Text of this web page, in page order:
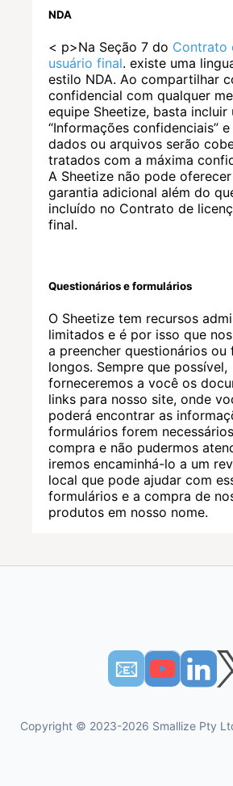
NDA
< p>Na Seção 7 do Contrato
usuário final. existe uma
estilo NDA. Ao compartilhar
confidencial com qualquer
equipe Sheetize, basta incluir
“Informações confidenciais”
dados ou arquivos serão
tratados com a máxima
A Sheetize não pode oferecer
garantia adicional além do
incluído no Contrato de
final.
Questionários e formulários
O Sheetize tem recursos
limitados e é por isso que
a preencher questionários ou
longos. Sempre que possível,
forneceremos a você os
links para nosso site, onde
poderá encontrar as
formulários forem
compra e não pudermos
iremos encaminhá-lo a um
local que pode ajudar com
formulários e a compra de
produtos em nosso nome.
📧︎
Copyright © 2023-2026 Smallize Pty